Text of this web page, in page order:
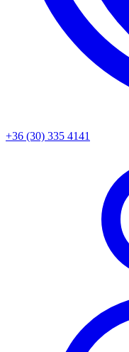
+36 (30) 335 4141